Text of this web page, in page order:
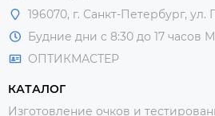
196070, г. Санкт-Петербург, ул.
Будние дни с 8:30 до 17 часов
ОПТИКМАСТЕР
КАТАЛОГ
Изготовление очков и